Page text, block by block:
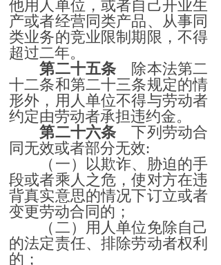
他用人单位，或者自己开业生
产或者经营同类产品、从事同
类业务的竞业限制期限，不得
超过二年。
第二十五条 除本法第二
十二条和第二十三条规定的情
形外，用人单位不得与劳动者
约定由劳动者承担违约金。
第二十六条 下列劳动合
同无效或者部分无效:
（一）以欺诈、胁迫的手
段或者乘人之危，使对方在违
背真实意思的情况下订立或者
变更劳动合同的；
（二）用人单位免除自己
的法定责任、排除劳动者权利
的；